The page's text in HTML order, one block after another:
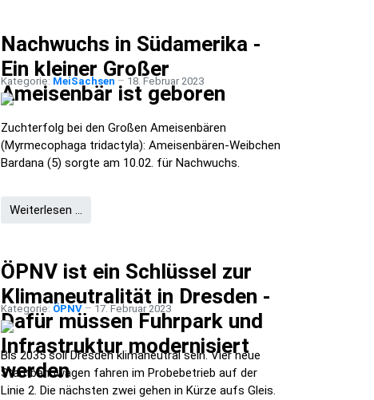
Nachwuchs in Südamerika -
Ein kleiner Großer
Ameisenbär ist geboren
Kategorie: MeiSachsen 18. Februar 2023
Zuchterfolg bei den Großen Ameisenbären
(Myrmecophaga tridactyla): Ameisenbären-Weibchen
Bardana (5) sorgte am 10.02. für Nachwuchs.
Weiterlesen …
ÖPNV ist ein Schlüssel zur
Klimaneutralität in Dresden -
Dafür müssen Fuhrpark und
Infrastruktur modernisiert
werden
Kategorie: ÖPNV 17. Februar 2023
Bis 2035 soll Dresden klimaneutral sein. Vier neue
Stadtbahnwagen fahren im Probebetrieb auf der
Linie 2. Die nächsten zwei gehen in Kürze aufs Gleis.